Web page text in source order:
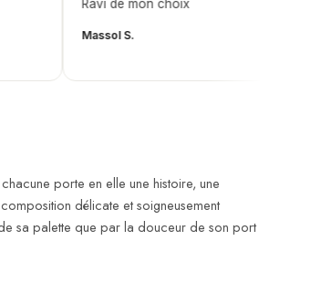
Ravi de mon choix
Massol S.
porte en elle une histoire, une
délicate et soigneusement
sa palette que par la douceur de son port